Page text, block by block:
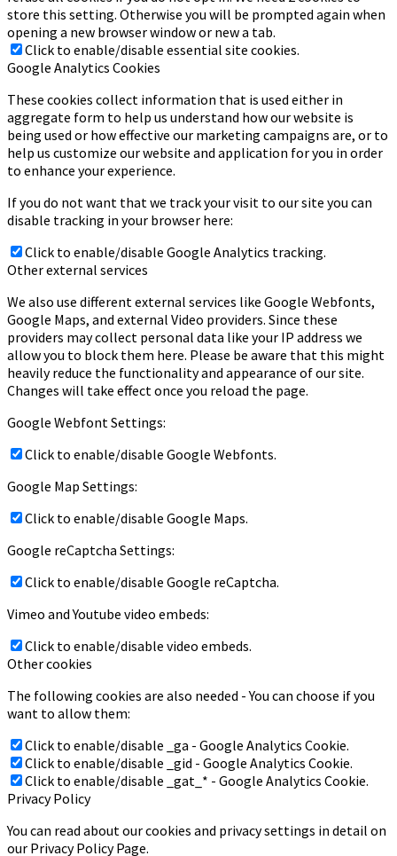
store this setting. Otherwise you will be prompted again when
opening a new browser window or new a tab.
Click to enable/disable essential site cookies.
Google Analytics Cookies
These cookies collect information that is used either in
aggregate form to help us understand how our website is
being used or how effective our marketing campaigns are, or to
help us customize our website and application for you in order
to enhance your experience.
If you do not want that we track your visit to our site you can
disable tracking in your browser here:
Click to enable/disable Google Analytics tracking.
Other external services
We also use different external services like Google Webfonts,
Google Maps, and external Video providers. Since these
providers may collect personal data like your IP address we
allow you to block them here. Please be aware that this might
heavily reduce the functionality and appearance of our site.
Changes will take effect once you reload the page.
Google Webfont Settings:
Click to enable/disable Google Webfonts.
Google Map Settings:
Click to enable/disable Google Maps.
Google reCaptcha Settings:
Click to enable/disable Google reCaptcha.
Vimeo and Youtube video embeds:
Click to enable/disable video embeds.
Other cookies
The following cookies are also needed - You can choose if you
want to allow them:
Click to enable/disable _ga - Google Analytics Cookie.
Click to enable/disable _gid - Google Analytics Cookie.
Click to enable/disable _gat_* - Google Analytics Cookie.
Privacy Policy
You can read about our cookies and privacy settings in detail on
our Privacy Policy Page.